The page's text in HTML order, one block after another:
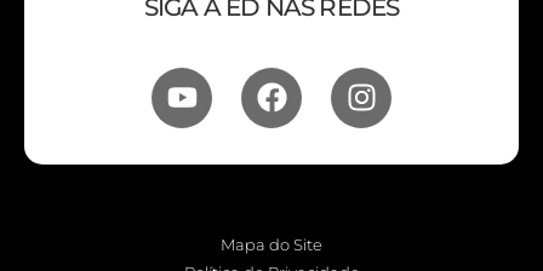
SIGA A ED NAS REDES
Mapa do Site